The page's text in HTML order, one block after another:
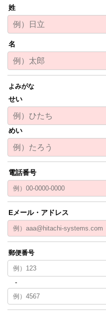
姓
名
せい
めい
電話番号
Eメール・アドレス